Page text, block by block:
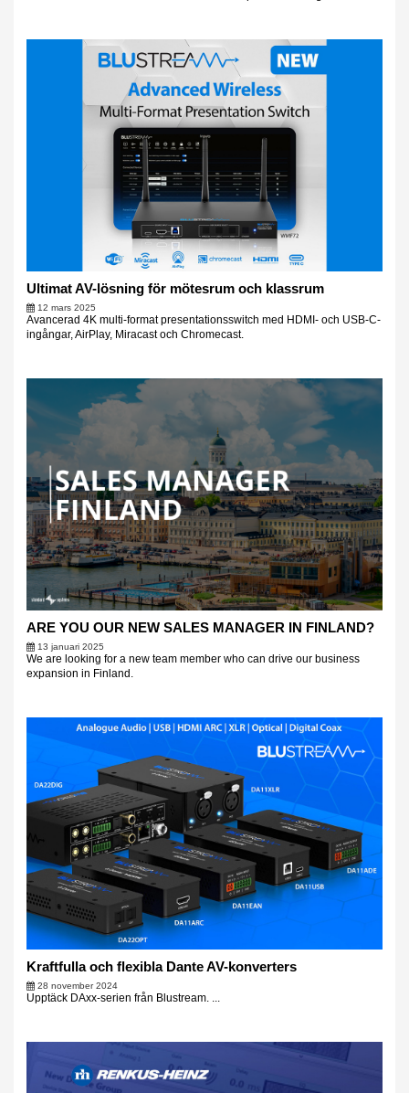
Ultimat AV-lösning för mötesrum och klassrum
12 mars 2025
Avancerad 4K multi-format presentationsswitch med HDMI- och USB-C-
ingångar, AirPlay, Miracast och Chromecast.
ARE YOU OUR NEW SALES MANAGER IN FINLAND?
13 januari 2025
We are looking for a new team member who can drive our business
expansion in Finland.
Kraftfulla och flexibla Dante AV-konverters
28 november 2024
Upptäck DAxx-serien från Blustream. ...